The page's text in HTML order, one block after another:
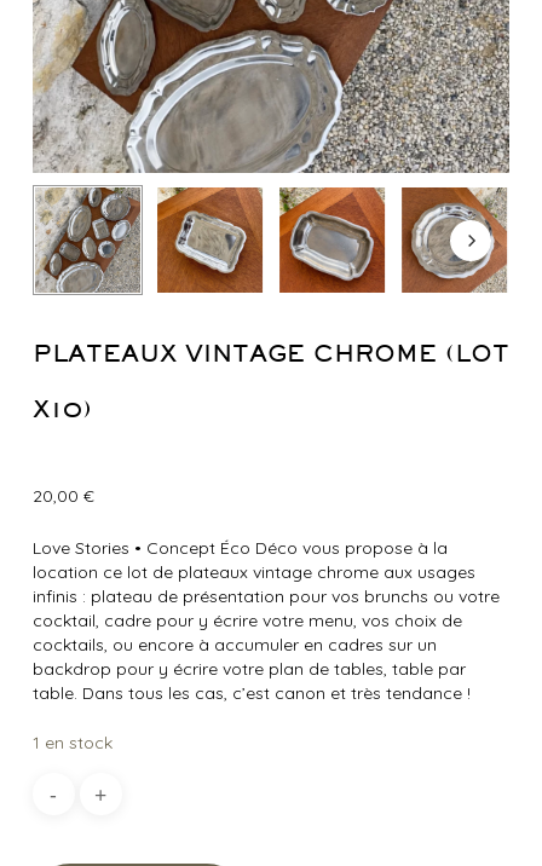
PLATEAUX VINTAGE CHROME (LOT
X10)
20,00 €
Love Stories • Concept Éco Déco vous propose à la
location ce lot de plateaux vintage chrome aux usages
infinis : plateau de présentation pour vos brunchs ou votre
cocktail, cadre pour y écrire votre menu, vos choix de
cocktails, ou encore à accumuler en cadres sur un
backdrop pour y écrire votre plan de tables, table par
table. Dans tous les cas, c’est canon et très tendance !
1 en stock